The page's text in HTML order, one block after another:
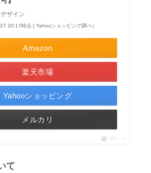
ザイン
20:17時点 | Yahooショッピング調べ）
Amazon
楽天市場
Yahooショッピング
メルカリ
ポチップ
て